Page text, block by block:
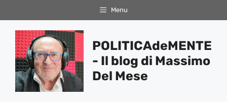
al
contenuto
Menu
POLITICAdeMENTE
- Il blog di Massimo
Del Mese